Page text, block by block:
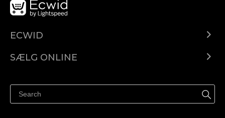
ECWID
Pris
SÆLG ONLINE
Sælg på Facebook